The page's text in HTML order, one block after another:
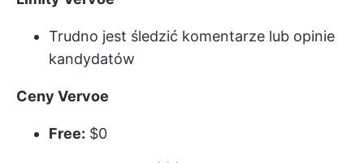
Trudno jest śledzić komentarze lub opinie
kandydatów
Ceny Vervoe
Free: $0